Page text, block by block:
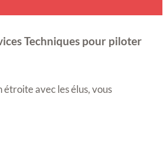
Techniques pour piloter
avec les élus, vous